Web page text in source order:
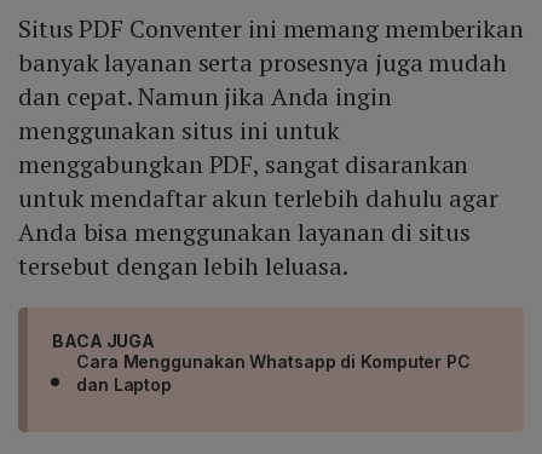
Situs PDF Conventer ini memang memberikan
banyak layanan serta prosesnya juga mudah
dan cepat. Namun jika Anda ingin
menggunakan situs ini untuk
menggabungkan PDF, sangat disarankan
untuk mendaftar akun terlebih dahulu agar
Anda bisa menggunakan layanan di situs
tersebut dengan lebih leluasa.
BACA JUGA
Cara Menggunakan Whatsapp di Komputer PC
dan Laptop